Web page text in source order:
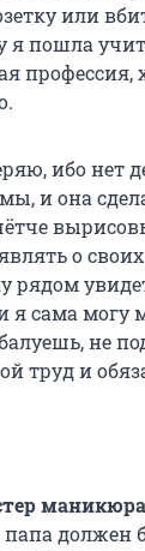
или
я пошла
профессия,
ибо нет
и она
о
рядом
я сама могу
не
труд и
папа должен